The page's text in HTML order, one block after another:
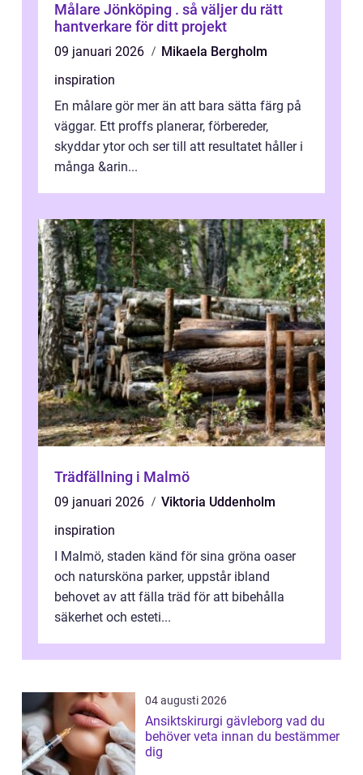
Målare Jönköping . så väljer du rätt
hantverkare för ditt projekt
09 januari 2026
Mikaela Bergholm
inspiration
En målare gör mer än att bara sätta färg på
väggar. Ett proffs planerar, förbereder,
skyddar ytor och ser till att resultatet håller i
många &arin...
Trädfällning i Malmö
09 januari 2026
Viktoria Uddenholm
inspiration
I Malmö, staden känd för sina gröna oaser
och natursköna parker, uppstår ibland
behovet av att fälla träd för att bibehålla
säkerhet och esteti...
04 augusti 2026
Ansiktskirurgi gävleborg vad du
behöver veta innan du bestämmer
dig